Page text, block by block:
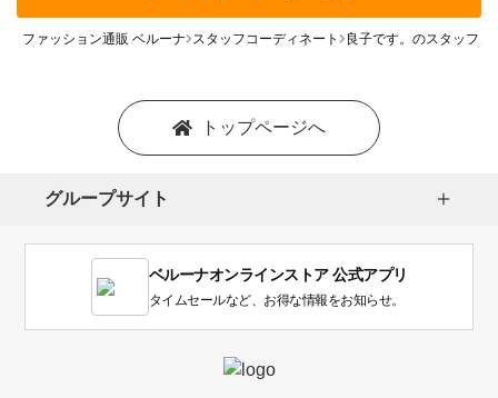
ファッション通販 ベルーナ スタッフコーディネート 良子です。のスタッフコ
トップページへ
グループサイト
ベルーナオンラインストア 公式アプリ
タイムセールなど、お得な情報をお知らせ。